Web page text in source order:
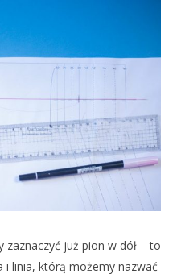
już pion w dół – to
i linia, którą możemy nazwać